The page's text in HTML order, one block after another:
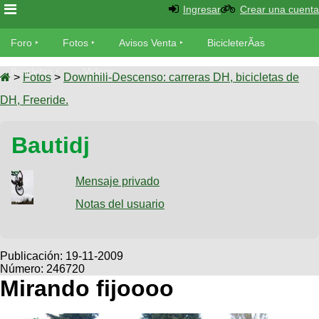
Foro
Foro
TÃ©cnica
Fotos
tu foto
Galeria
XC
Viajes
Descenso
SUBÃ
tu
Buscar
Ultimos
Fotos
BicicleterÃ­
as
Bicicletas
Tandem
Videos
Cicloturismo
Ingresar Crear una cuenta
Foro Fotos Avisos Venta BicicleterÃ­as
Bicicletas Videos
> Fotos > Downhill-Descenso: carreras DH, bicicletas de
DH, Freeride.
Bautidj
Mensaje privado
Notas del usuario
Publicación: 19-11-2009
Número: 246720
Mirando fijoooo